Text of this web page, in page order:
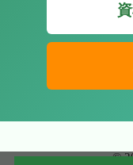
身につくものはあ
りなんてこともあ
手取ったやり取り
とがうれしかった
は最初の面談で先
©